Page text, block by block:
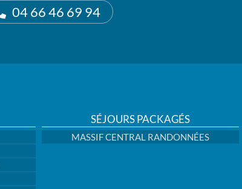
04 66 46 69 94
SÉJOURS PACKAGÉS
MASSIF CENTRAL RANDONNÉES